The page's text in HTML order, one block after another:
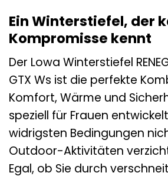
Ein Winterstiefel, der
Kompromisse kennt
Der Lowa Winterstiefel
GTX Ws ist die perfekte
Komfort, Wärme und
speziell für Frauen
widrigsten Bedingungen
Outdoor-Aktivitäten
Egal, ob Sie durch